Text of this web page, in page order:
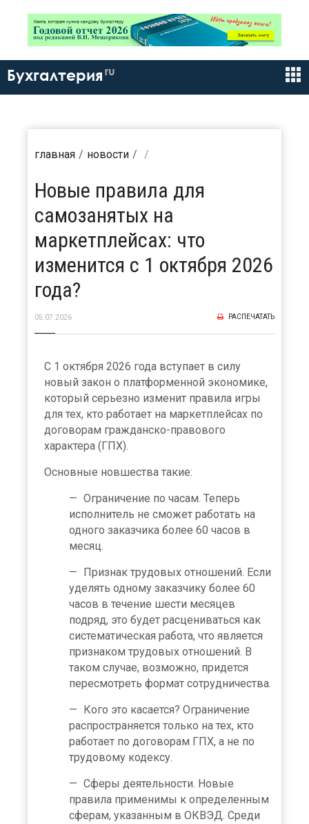
Бухгалтерия ru
главная новости
Новые правила для
самозанятых на
маркетплейсах: что
изменится с 1 октября 2026
года?
05.07.2026 РАСПЕЧАТАТЬ
С 1 октября 2026 года вступает в силу
новый закон о платформенной экономике,
который серьезно изменит правила игры
для тех, кто работает на маркетплейсах по
договорам гражданско-правового
характера (ГПХ).
Основные новшества такие:
Ограничение по часам. Теперь
исполнитель не сможет работать на
одного заказчика более 60 часов в
месяц.
Признак трудовых отношений. Если
уделять одному заказчику более 60
часов в течение шести месяцев
подряд, это будет расцениваться как
систематическая работа, что является
признаком трудовых отношений. В
таком случае, возможно, придется
пересмотреть формат сотрудничества.
Кого это касается? Ограничение
распространяется только на тех, кто
работает по договорам ГПХ, а не по
трудовому кодексу.
Сферы деятельности. Новые
правила применимы к определенным
сферам, указанным в ОКВЭД. Среди